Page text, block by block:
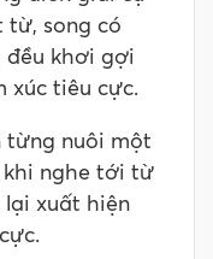
từ, song có
đều khơi gợi
xúc tiêu cực.
từng nuôi một
khi nghe tới từ
lại xuất hiện